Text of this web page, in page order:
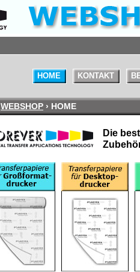
HOME KONTAKT
WEBSHOP › HOME
Die